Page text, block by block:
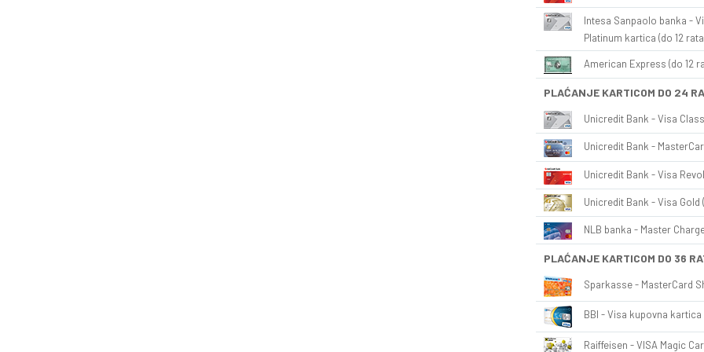
Intesa Sanpaolo banka -
Platinum kartica (do 12
American Express (do 12
PLAĆANJE KARTICOM DO 24
Unicredit Bank - Visa
Unicredit Bank -
Unicredit Bank - Visa
Unicredit Bank - Visa Gold
NLB banka - Master
PLAĆANJE KARTICOM DO 36
Sparkasse - MasterCard
BBI - Visa kupovna kartica
Raiffeisen - VISA Magic